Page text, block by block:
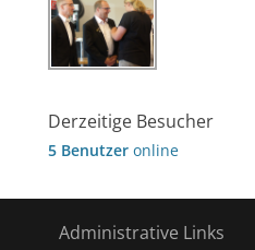
Derzeitige Besucher
5 Benutzer online
Administrative Links